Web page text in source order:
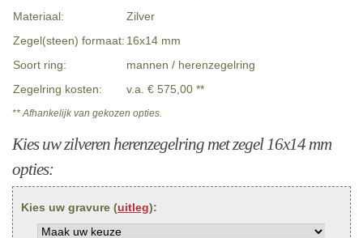
Materiaal:
Zilver
Zegel(steen) formaat: 16x14 mm
Soort ring:
mannen / herenzegelring
Zegelring kosten:
v.a. € 575,00 **
** Afhankelijk van gekozen opties.
Kies uw zilveren herenzegelring met zegel 16x14 mm
opties:
Kies uw gravure (uitleg):